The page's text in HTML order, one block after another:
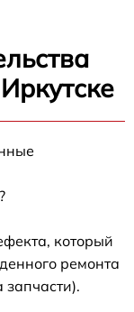
который
ремонта